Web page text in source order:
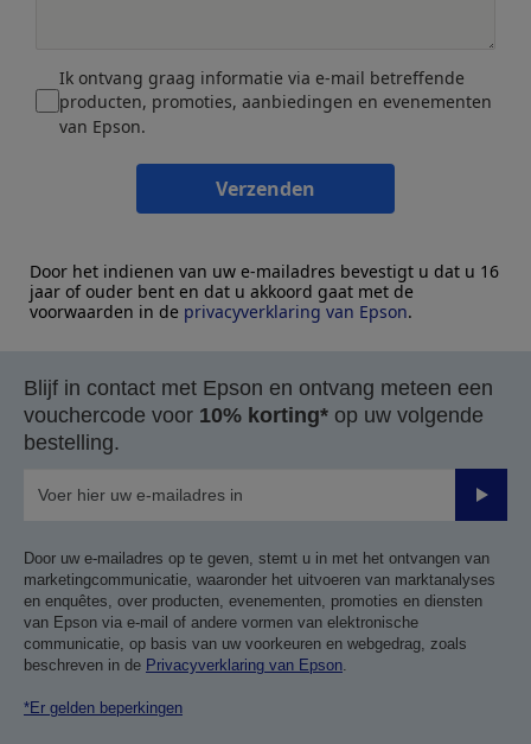
Ik ontvang graag informatie via e-mail betreffende
producten, promoties, aanbiedingen en evenementen
van Epson.
Verzenden
Door het indienen van uw e-mailadres bevestigt u dat u 16
jaar of ouder bent en dat u akkoord gaat met de
voorwaarden in de privacyverklaring van Epson.
Blijf in contact met Epson en ontvang meteen een
vouchercode voor 10% korting* op uw volgende
bestelling.
Door uw e-mailadres op te geven, stemt u in met het ontvangen van
marketingcommunicatie, waaronder het uitvoeren van marktanalyses
en enquêtes, over producten, evenementen, promoties en diensten
van Epson via e-mail of andere vormen van elektronische
communicatie, op basis van uw voorkeuren en webgedrag, zoals
beschreven in de Privacyverklaring van Epson.
*Er gelden beperkingen